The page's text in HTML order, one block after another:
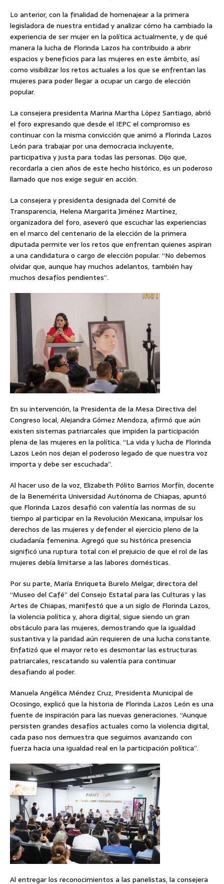
Lo anterior, con la finalidad de homenajear a la primera
legisladora de nuestra entidad y analizar cómo ha cambiado la
experiencia de ser mujer en la política actualmente, y de qué
manera la lucha de Florinda Lazos ha contribuido a abrir
espacios y beneficios para las mujeres en este ámbito, así
como visibilizar los retos actuales a los que se enfrentan las
mujeres para poder llegar a ocupar un cargo de elección
popular.
La consejera presidenta Marina Martha López Santiago, abrió
el foro expresando que desde el IEPC el compromiso es
continuar con la misma convicción que animó a Florinda Lazos
León para trabajar por una democracia incluyente,
participativa y justa para todas las personas. Dijo que,
recordarla a cien años de este hecho histórico, es un poderoso
llamado que nos exige seguir en acción.
La consejera y presidenta designada del Comité de
Transparencia, Helena Margarita Jiménez Martínez,
organizadora del foro, aseveró que escuchar las experiencias
en el marco del centenario de la elección de la primera
diputada permite ver los retos que enfrentan quienes aspiran
a una candidatura o cargo de elección popular. “No debemos
olvidar que, aunque hay muchos adelantos, también hay
muchos desafíos pendientes”.
En su intervención, la Presidenta de la Mesa Directiva del
Congreso local, Alejandra Gómez Mendoza, afirmó que aún
existen sistemas patriarcales que impiden la participación
plena de las mujeres en la política. “La vida y lucha de Florinda
Lazos León nos dejan el poderoso legado de que nuestra voz
importa y debe ser escuchada”.
Al hacer uso de la voz, Elizabeth Pólito Barrios Morfín, docente
de la Benemérita Universidad Autónoma de Chiapas, apuntó
que Florinda Lazos desafió con valentía las normas de su
tiempo al participar en la Revolución Mexicana, impulsar los
derechos de las mujeres y defender el ejercicio pleno de la
ciudadanía femenina. Agregó que su histórica presencia
significó una ruptura total con el prejuicio de que el rol de las
mujeres debía limitarse a las labores domésticas.
Por su parte, María Enriqueta Burelo Melgar, directora del
“Museo del Café” del Consejo Estatal para las Culturas y las
Artes de Chiapas, manifestó que a un siglo de Florinda Lazos,
la violencia política y, ahora digital, sigue siendo un gran
obstáculo para las mujeres, demostrando que la igualdad
sustantiva y la paridad aún requieren de una lucha constante.
Enfatizó que el mayor reto es desmontar las estructuras
patriarcales, rescatando su valentía para continuar
desafiando al poder.
Manuela Angélica Méndez Cruz, Presidenta Municipal de
Ocosingo, explicó que la historia de Florinda Lazos León es una
fuente de inspiración para las nuevas generaciones. “Aunque
persisten grandes desafíos actuales como la violencia digital,
cada paso nos demuestra que seguimos avanzando con
fuerza hacia una igualdad real en la participación política”.
Al entregar los reconocimientos a las panelistas, la consejera